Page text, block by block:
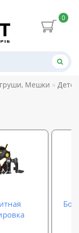
0
Мешки